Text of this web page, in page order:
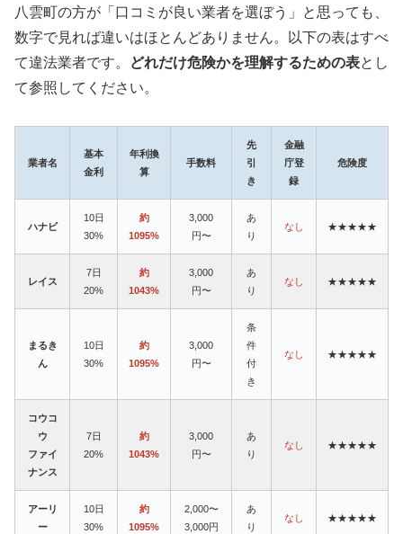
八雲町の方が「口コミが良い業者を選ぼう」と思っても、
数字で見れば違いはほとんどありません。以下の表はすべ
て違法業者です。
どれだけ危険かを理解するための表とし
て参照してください。
業者名
基本
金利
年利換
算
手数料
先
引
き
金融
庁登
録
危険度
ハナビ
10日
30%
約
1095%
3,000
円〜
あ
り
なし ★★★★★
レイス
7日
20%
約
1043%
3,000
円〜
あ
り
なし ★★★★★
まるき
ん
10日
30%
約
1095%
3,000
円〜
条
件
付
き
なし ★★★★★
コウコ
ウ
ファイ
ナンス
7日
20%
約
1043%
3,000
円〜
あ
り
なし ★★★★★
アーリ
ー
10日
30%
約
1095%
2,000〜
3,000円
あ
り
なし ★★★★★